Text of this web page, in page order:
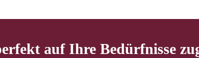
auf Ihre Bedürfnisse